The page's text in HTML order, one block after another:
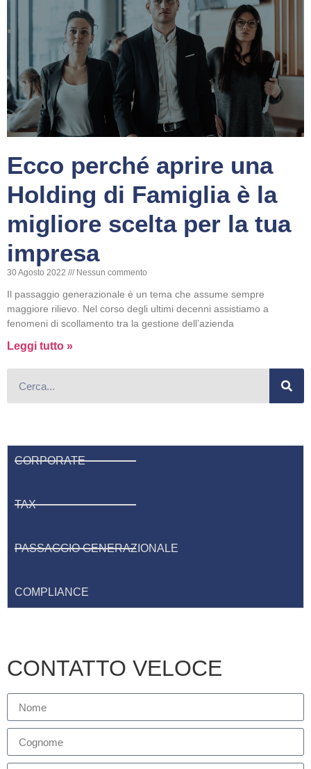
Ecco perché aprire una
Holding di Famiglia è la
migliore scelta per la tua
impresa
30 Agosto 2022 Nessun commento
Il passaggio generazionale è un tema che assume sempre
maggiore rilievo. Nel corso degli ultimi decenni assistiamo a
fenomeni di scollamento tra la gestione dell’azienda
Leggi tutto »
CORPORATE
TAX
PASSAGGIO GENERAZIONALE
COMPLIANCE
CONTATTO VELOCE